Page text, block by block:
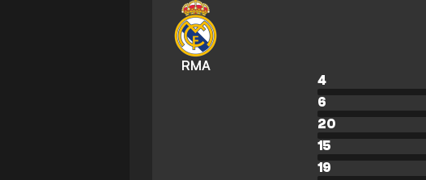
RMA
4
6
20
15
19